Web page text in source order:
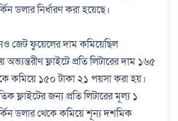
ডলার নির্ধারণ করা হয়েছে।
ফুয়েলের দাম কমিয়েছিল
ফ্লাইটে প্রতি লিটারের দাম ১৬৫
কমিয়ে ১৫০ টাকা ২১ পয়সা করা হয়।
ফ্লাইটের জন্য প্রতি লিটারের মূল্য ১
ডলার থেকে কমিয়ে শূন্য দশমিক